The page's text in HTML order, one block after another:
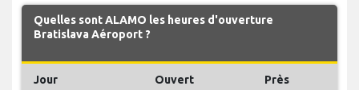
Quelles sont ALAMO les heures d'ouverture
Bratislava Aéroport ?
Jour Ouvert Près